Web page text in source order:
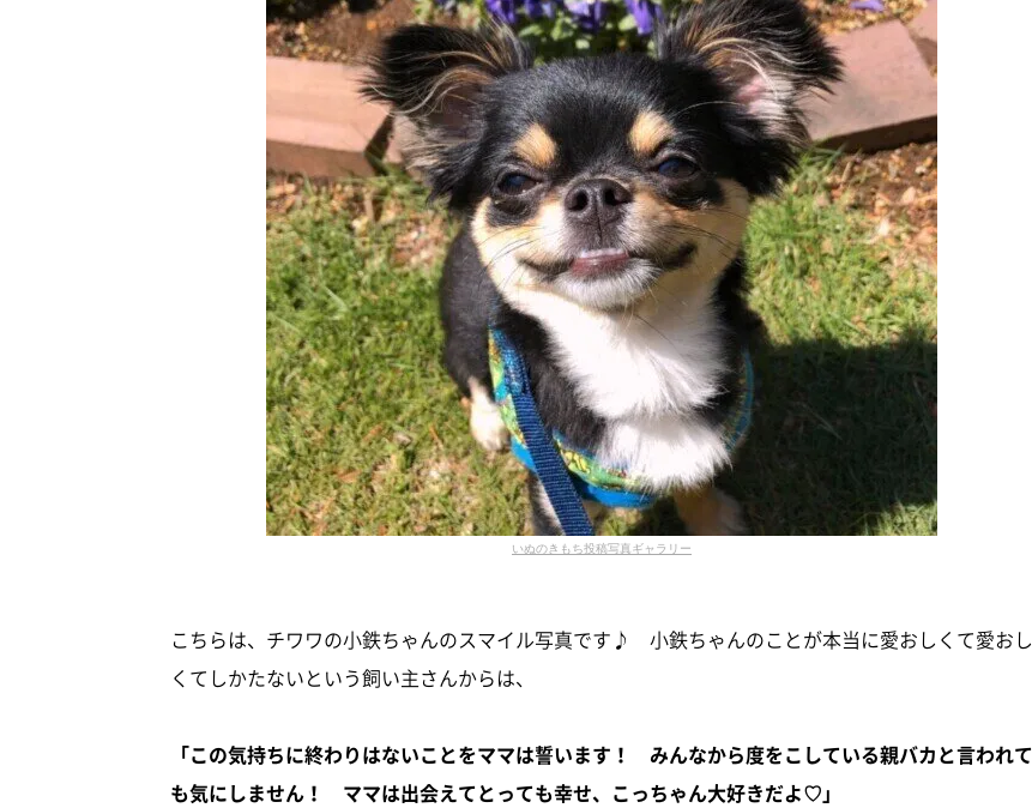
いぬのきもち投稿写真ギャラリー
こちらは、チワワの小鉄ちゃんのスマイル写真です♪ 小鉄ちゃんのことが本当に愛おしくて愛おし
くてしかたないという飼い主さんからは、
「この気持ちに終わりはないことをママは誓います！ みんなから度をこしている親バカと言われて
も気にしません！ ママは出会えてとっても幸せ、こっちゃん大好きだよ♡」